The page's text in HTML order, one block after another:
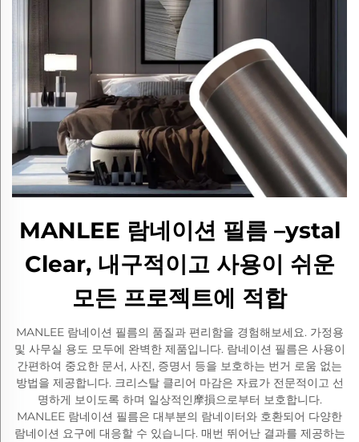
MANLEE 람네이션 필름 –ystal
Clear, 내구적이고 사용이 쉬운
모든 프로젝트에 적합
MANLEE 람네이션 필름의 품질과 편리함을 경험해보세요. 가정용
및 사무실 용도 모두에 완벽한 제품입니다. 람네이션 필름은 사용이
간편하여 중요한 문서, 사진, 증명서 등을 보호하는 번거 로움 없는
방법을 제공합니다. 크리스탈 클리어 마감은 자료가 전문적이고 선
명하게 보이도록 하며 일상적인摩損으로부터 보호합니다.
MANLEE 람네이션 필름은 대부분의 람네이터와 호환되어 다양한
람네이션 요구에 대응할 수 있습니다. 매번 뛰어난 결과를 제공하는